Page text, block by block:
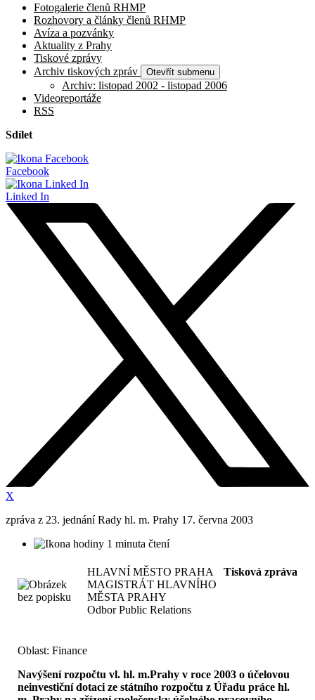
Fotogalerie členů RHMP
Rozhovory a články členů RHMP
Avíza a pozvánky
Aktuality z Prahy
Tiskové zprávy
Archiv tiskových zpráv
Otevřít submenu
Archiv: listopad 2002 - listopad 2006
Videoreportáže
RSS
Sdílet
Facebook
Linked In
X
zpráva z 23. jednání Rady hl. m. Prahy 17. června 2003
1 minuta čtení
HLAVNÍ MĚSTO PRAHA
MAGISTRÁT HLAVNÍHO
MĚSTA PRAHY
Odbor Public Relations
Tisková zpráva
Oblast: Finance
Navýšení rozpočtu vl. hl. m.Prahy v roce 2003 o účelovou
neinvestiční dotaci ze státního rozpočtu z Úřadu práce hl.